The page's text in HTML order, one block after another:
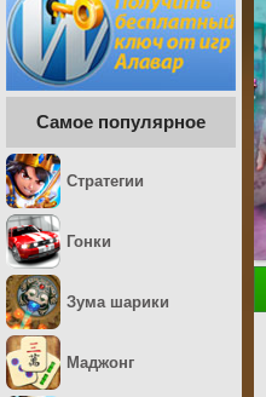
Самое популярное
Стратегии
Гонки
Зума шарики
Маджонг